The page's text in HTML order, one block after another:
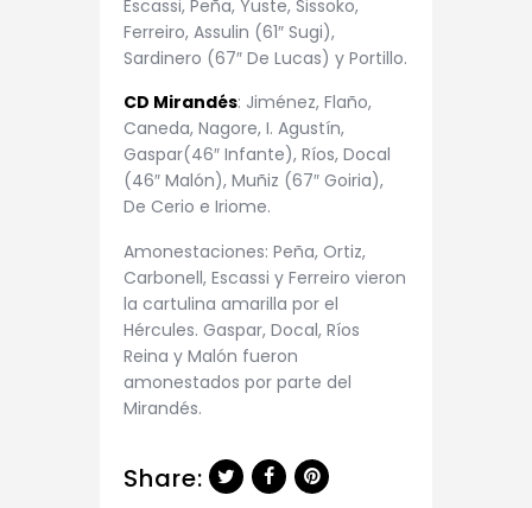
Escassi, Peña, Yuste, Sissoko,
Ferreiro, Assulin (61″ Sugi),
Sardinero (67″ De Lucas) y Portillo.
CD Mirandés: Jiménez, Flaño,
Caneda, Nagore, I. Agustín,
Gaspar(46″ Infante), Ríos, Docal
(46″ Malón), Muñiz (67″ Goiria),
De Cerio e Iriome.
Amonestaciones: Peña, Ortiz,
Carbonell, Escassi y Ferreiro vieron
la cartulina amarilla por el
Hércules. Gaspar, Docal, Ríos
Reina y Malón fueron
amonestados por parte del
Mirandés.
Share: